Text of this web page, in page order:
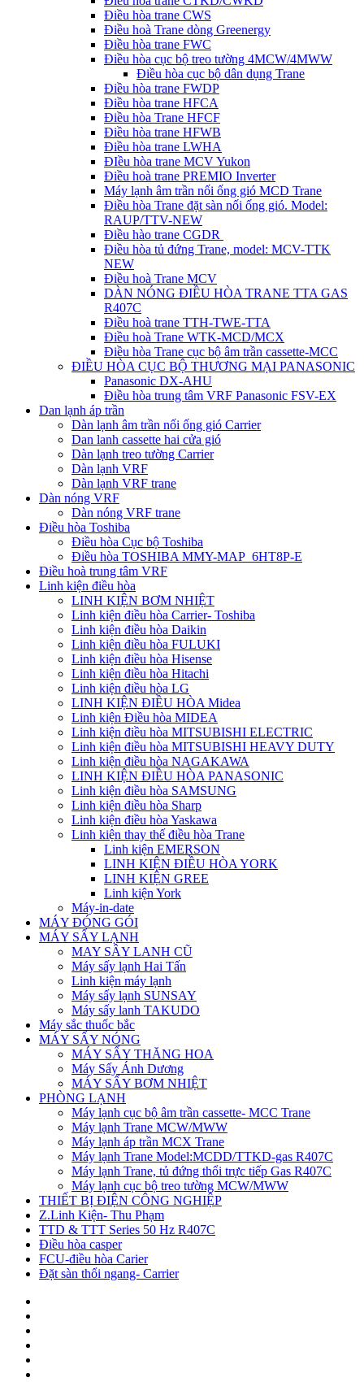
Điều hòa trane CWS
Điều hoà Trane dòng Greenergy
Điều hòa trane FWC
Điều hòa cục bộ treo tường 4MCW/4MWW
Điều hòa cục bộ dân dụng Trane
Điều hòa trane FWDP
Điều hòa trane HFCA
Điều hòa Trane HFCF
Điều hòa trane HFWB
Điều hòa trane LWHA
ĐIều hòa trane MCV Yukon
Điều hoà trane PREMIO Inverter
Máy lạnh âm trần nối ống gió MCD Trane
Điều hòa Trane đặt sàn nối ống gió. Model:
RAUP/TTV-NEW
Điều hào trane CGDR
Điều hòa tủ đứng Trane, model: MCV-TTK
NEW
Điều hoà Trane MCV
DÀN NÓNG ĐIỀU HÒA TRANE TTA GAS
R407C
Điều hoà trane TTH-TWE-TTA
Điều hoà Trane WTK-MCD/MCX
Điều hòa Trane cục bộ âm trần cassette-MCC
ĐIỀU HÒA CỤC BỘ THƯƠNG MẠI PANASONIC
Panasonic DX-AHU
Điều hòa trung tâm VRF Panasonic FSV-EX
Dan lạnh áp trần
Dàn lạnh âm trần nối ống gió Carrier
Dan lanh cassette hai cửa gió
Dàn lạnh treo tường Carrier
Dàn lạnh VRF
Dàn lạnh VRF trane
Dàn nóng VRF
Dàn nóng VRF trane
Điều hòa Toshiba
Điều hòa Cục bộ Toshiba
Điều hòa TOSHIBA MMY-MAP_6HT8P-E
Điều hoà trung tâm VRF
Linh kiện điều hòa
LINH KIỆN BƠM NHIỆT
Linh kiện điều hòa Carrier- Toshiba
Linh kiện điều hòa Daikin
Linh kiện điều hòa FULUKI
Linh kiện điều hòa Hisense
Linh kiện điều hòa Hitachi
Linh kiện điều hòa LG
LINH KIỆN ĐIỀU HÒA Midea
Linh kiện Điều hòa MIDEA
Linh kiện điều hòa MITSUBISHI ELECTRIC
Linh kiện điều hòa MITSUBISHI HEAVY DUTY
Linh kiện điều hòa NAGAKAWA
LINH KIỆN ĐIỀU HÒA PANASONIC
Linh kiện điều hòa SAMSUNG
Linh kiện điều hòa Sharp
Linh kiện điều hòa Yaskawa
Linh kiện thay thế điều hòa Trane
Linh kiện EMERSON
LINH KIỆN ĐIỀU HÒA YORK
LINH KIỆN GREE
Linh kiện York
Máy-in-date
MÁY ĐÓNG GÓI
MÁY SẤY LẠNH
MAY SÂY LANH CŨ
Máy sấy lạnh Hai Tấn
Linh kiện máy lạnh
Máy sấy lạnh SUNSAY
Máy sấy lanh TAKUDO
Máy sắc thuốc bắc
MÁY SẤY NÓNG
MÁY SẤY THĂNG HOA
Máy Sấy Ánh Dương
MÁY SẤY BƠM NHIỆT
PHÒNG LẠNH
Máy lạnh cục bộ âm trần cassette- MCC Trane
Máy lạnh Trane MCW/MWW
Máy lạnh áp trần MCX Trane
Máy lạnh Trane Model:MCDD/TTKD-gas R407C
Máy lạnh Trane, tủ đứng thổi trực tiếp Gas R407C
Máy lạnh cục bộ treo tường MCW/MWW
THIẾT BỊ ĐIỆN CÔNG NGHIỆP
Z.Linh Kiện- Thu Phạm
TTD & TTT Series 50 Hz R407C
Điều hòa casper
FCU-điều hòa Carier
Đặt sàn thổi ngang- Carrier